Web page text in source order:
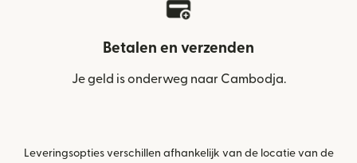
Betalen en verzenden
Je geld is onderweg naar Cambodja.
Leveringsopties verschillen afhankelijk van de locatie van de